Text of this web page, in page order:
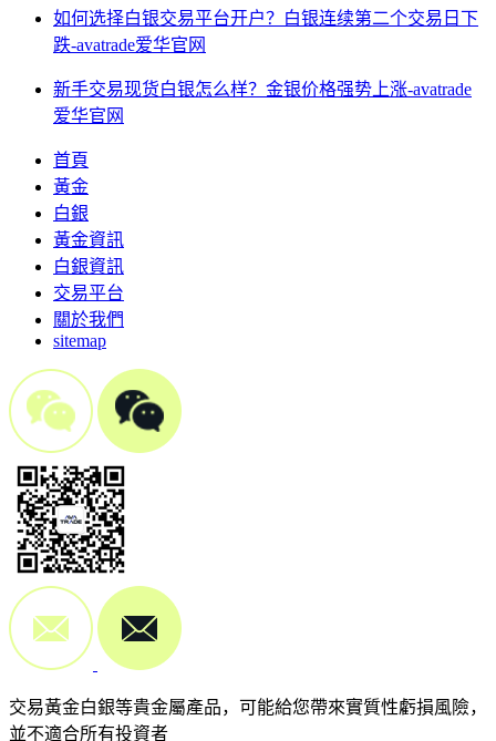
如何选择白银交易平台开户？白银连续第二个交易日下
跌-avatrade爱华官网
新手交易现货白银怎么样？金银价格强势上涨-avatrade
爱华官网
首頁
黃金
白銀
黃金資訊
白銀資訊
交易平台
關於我們
sitemap
交易黃金白銀等貴金屬產品，可能給您帶來實質性虧損風險，
並不適合所有投資者